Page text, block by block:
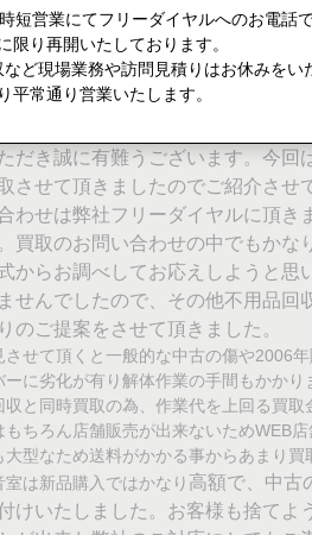
収と同時買取
だき誠に有難うございます。今
させて頂きましたのでご紹介させ
わせは弊社フリーダイヤルに頂き
買取のお問い合わせの中でもか
からお調べしてお応えしようと
せんでしたので、その他不用品
のご提案をさせて頂きました。
させて頂くと一般的な中古の傷や2006
ーに劣化が有り解体作業の手間もかか
収と同時買取の為、作業代を上回る買取
もちろん店舗販売が出来ないためWEB
大型なため送料がかかる事からあまり
室は新品購入ではかなり 高額で、中古
けいたしました。お客様も捨てよ
短営業にてフリーダイヤルへのお電話
限り再開いたしております。
ど現場業務や訪問見積りはお休みをい
平常通り営業いたします。